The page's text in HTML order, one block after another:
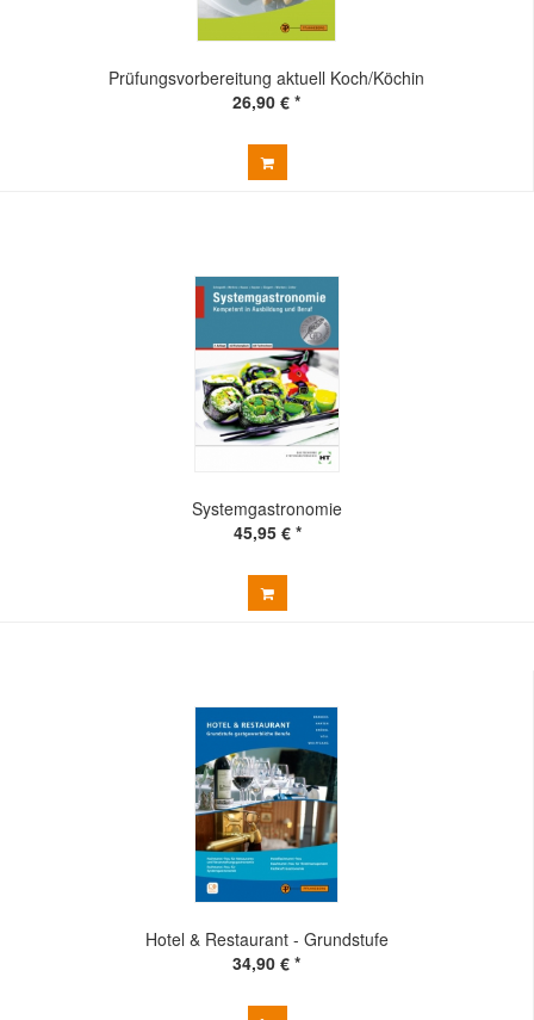
Prüfungsvorbereitung aktuell Koch/Köchin
26,90 € *
Systemgastronomie
45,95 € *
Hotel & Restaurant - Grundstufe
34,90 € *